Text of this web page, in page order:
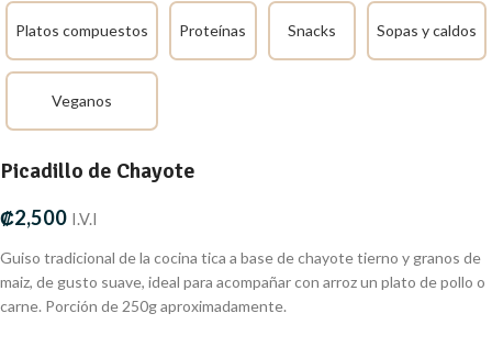
Platos compuestos Proteínas Snacks Sopas y caldos
Veganos
Picadillo de Chayote
₡2,500 I.V.I
Guiso tradicional de la cocina tica a base de chayote tierno y granos de
maiz, de gusto suave, ideal para acompañar con arroz un plato de pollo o
carne. Porción de 250g aproximadamente.